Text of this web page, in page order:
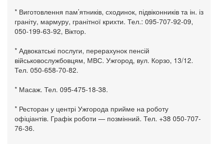
* Виготовлення пам’ятників, сходинок, підвіконників та ін. із
граніту, мармуру, гранітної крихти. Тел.: 095-707-92-09,
050-199-63-92, Віктор.
* Адвокатські послуги, перерахунок пенсій
військовослужбовцям, МВС. Ужгород, вул. Корзо, 13/12.
Тел. 050-658-70-82.
* Масаж. Тел. 095-475-18-38.
* Ресторан у центрі Ужгорода прийме на роботу
офіціантів. Графік роботи — позмінний. Тел. +38 050-707-
76-36.